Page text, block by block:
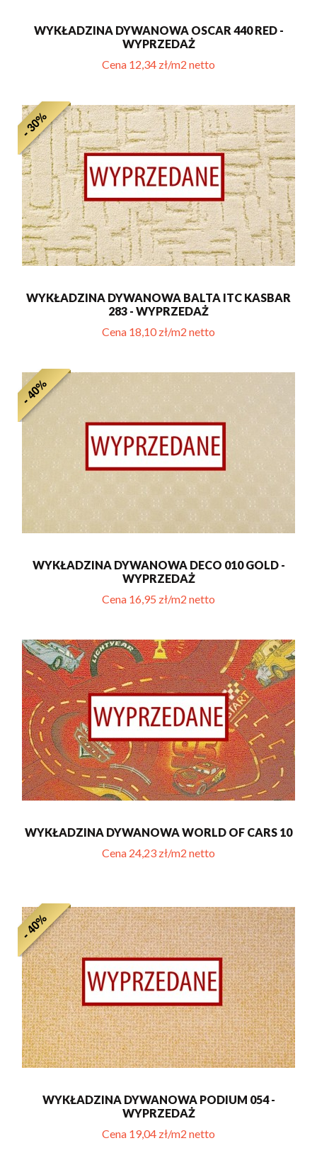
WYKŁADZINA DYWANOWA OSCAR 440 RED -
WYPRZEDAŻ
Cena 12,34 zł/m2 netto
- 30%
WYKŁADZINA DYWANOWA BALTA ITC KASBAR
283 - WYPRZEDAŻ
Cena 18,10 zł/m2 netto
- 40%
WYKŁADZINA DYWANOWA DECO 010 GOLD -
WYPRZEDAŻ
Cena 16,95 zł/m2 netto
WYKŁADZINA DYWANOWA WORLD OF CARS 10
Cena 24,23 zł/m2 netto
- 40%
WYKŁADZINA DYWANOWA PODIUM 054 -
WYPRZEDAŻ
Cena 19,04 zł/m2 netto